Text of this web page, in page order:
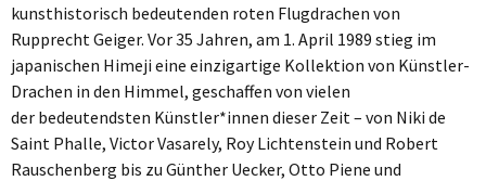
kunsthistorisch bedeutenden roten Flugdrachen von
Rupprecht Geiger. Vor 35 Jahren, am 1. April 1989 stieg im
japanischen Himeji eine einzigartige Kollektion von Künstler-
Drachen in den Himmel, geschaffen von vielen
der bedeutendsten Künstler*innen dieser Zeit – von Niki de
Saint Phalle, Victor Vasarely, Roy Lichtenstein und Robert
Rauschenberg bis zu Günther Uecker, Otto Piene und